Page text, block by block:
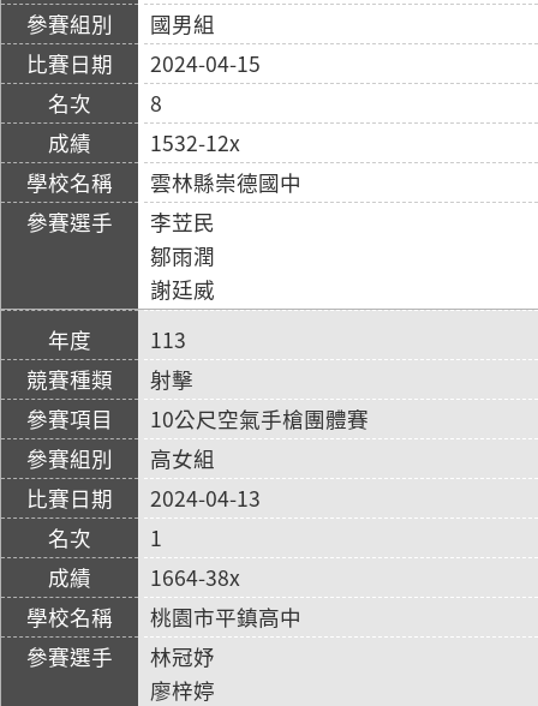
國男組
2024-04-15
8
1532-12x
雲林縣崇德國中
李苙民
鄒雨潤
謝廷威
113
射擊
10公尺空氣手槍團體賽
高女組
2024-04-13
1
1664-38x
桃園市平鎮高中
林冠妤
廖梓婷